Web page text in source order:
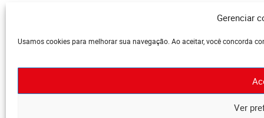
Gerenciar
Usamos cookies para melhorar sua navegação. Ao aceitar, você concorda
Ver